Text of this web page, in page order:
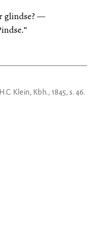
glindse? —
Klein, Kbh., 1845, s. 46.